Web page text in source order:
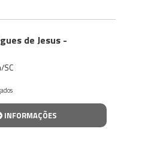
de Jesus -
SC
INFORMAÇÕES